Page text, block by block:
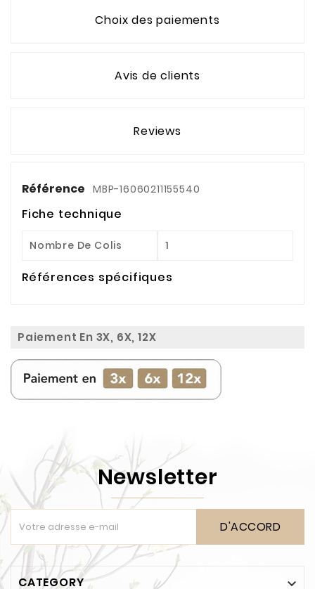
Choix des paiements
Avis de clients
Reviews
Référence MBP-16060211155540
Fiche technique
Nombre De Colis 1
Références spécifiques
Paiement En 3X, 6X, 12X
Newsletter
D'ACCORD
CATEGORY 